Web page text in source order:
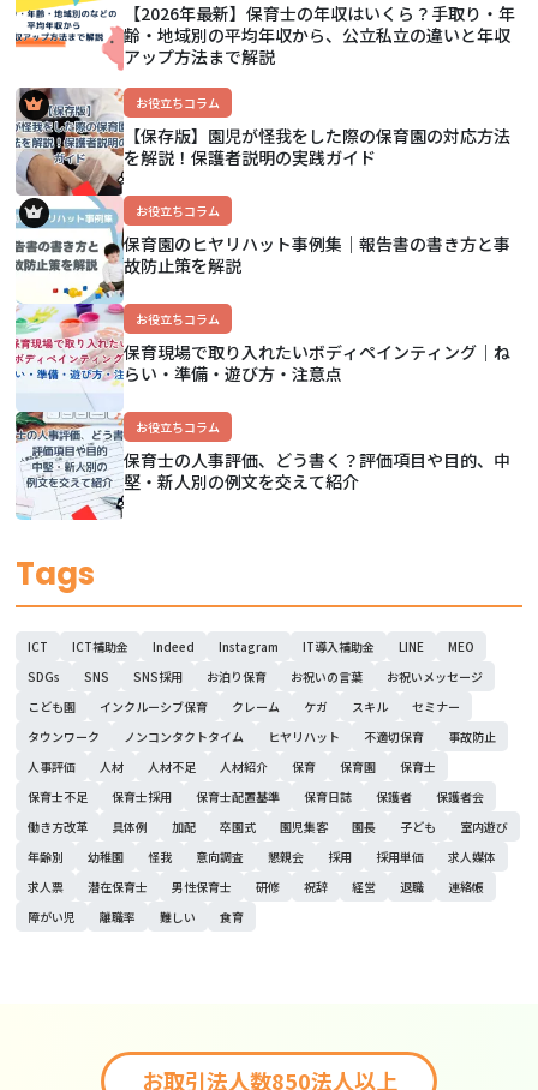
【2026年最新】保育士の年収はいくら？手取り・年
齢・地域別の平均年収から、公立私立の違いと年収
アップ方法まで解説
お役立ちコラム
【保存版】園児が怪我をした際の保育園の対応方法
を解説！保護者説明の実践ガイド
お役立ちコラム
保育園のヒヤリハット事例集｜報告書の書き方と事
故防止策を解説
お役立ちコラム
保育現場で取り入れたいボディペインティング｜ね
らい・準備・遊び方・注意点
お役立ちコラム
保育士の人事評価、どう書く？評価項目や目的、中
堅・新人別の例文を交えて紹介
Tags
ICT ICT補助金 Indeed Instagram IT導入補助金 LINE
MEO
SDGs
SNS SNS採用 お泊り保育 お祝いの言葉
お祝いメッセージ
こども園
インクルーシブ保育 クレーム ケガ スキル
セミナー
タウンワーク
ノンコンタクトタイム ヒヤリハット 不適切保育
事故防止
人事評価
人材 人材不足 人材紹介 保育 保育園
保育士
保育士不足
保育士採用 保育士配置基準 保育日誌 保護者
保護者会
働き方改革
具体例 加配 卒園式 園児集客 園長 子ども
室内遊び
年齢別
幼稚園 怪我 意向調査 懇親会 採用 採用単価
求人媒体
求人票
潜在保育士 男性保育士 研修 祝辞 経営 退職
連絡帳
障がい児
離職率 難しい 食育
お取引法人数850法人以上